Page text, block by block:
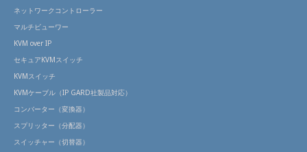
ネットワークコントローラー
マルチビューワー
KVM over IP
セキュアKVMスイッチ
KVMスイッチ
KVMケーブル（IP GARD社製品対応）
コンバーター（変換器）
スプリッター（分配器）
スイッチャー（切替器）